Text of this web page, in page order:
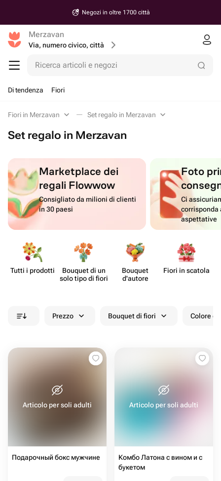
Negozi in oltre 1700 città
Merzavan
Via, numero civico, città
Ricerca articoli e negozi
Di tendenza Fiori
Fiori in Merzavan Set regalo in Merzavan
Set regalo in Merzavan
Marketplace dei
regali Flowwow
Consigliato da milioni di clienti
in 30 paesi
Foto
Ci
corrisponda
aspettative
Tutti i prodotti
Bouquet di un
solo tipo di fiori
Bouquet
d'autore
Fiori in scatola
Prezzo Bouquet di fiori Colore
Articolo per soli adulti
Подарочный бокс мужчине
Articolo per soli adulti
Комбо Латона с вином и с
букетом